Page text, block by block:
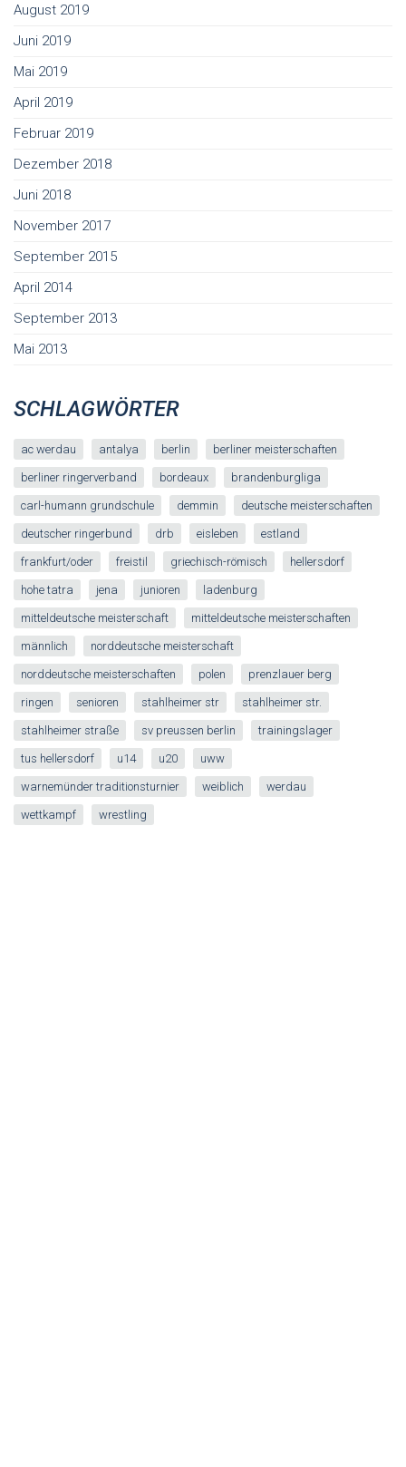
August 2019
Juni 2019
Mai 2019
April 2019
Februar 2019
Dezember 2018
Juni 2018
November 2017
September 2015
April 2014
September 2013
Mai 2013
SCHLAGWÖRTER
ac werdau antalya berlin berliner meisterschaften
berliner ringerverband bordeaux brandenburgliga
carl-humann grundschule demmin deutsche meisterschaften
deutscher ringerbund drb eisleben estland
frankfurt/oder freistil griechisch-römisch hellersdorf
hohe tatra jena junioren ladenburg
mitteldeutsche meisterschaft mitteldeutsche meisterschaften
männlich norddeutsche meisterschaft
norddeutsche meisterschaften polen prenzlauer berg
ringen senioren stahlheimer str stahlheimer str.
stahlheimer straße sv preussen berlin trainingslager
tus hellersdorf u14 u20 uww
warnemünder traditionsturnier weiblich werdau
wettkampf wrestling